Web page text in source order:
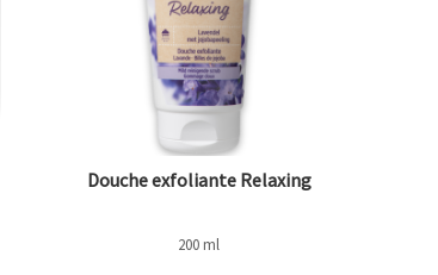
Douche exfoliante Relaxing
200 ml